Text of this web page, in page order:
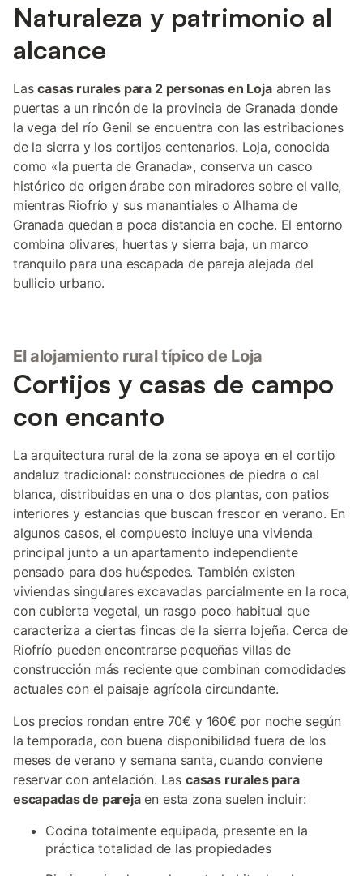
Naturaleza y patrimonio al
alcance
Lascasas rurales para 2 personas en Lojaabren las
puertas a un rincón de la provincia de Granada donde
la vega del río Genil se encuentra con las estribaciones
de la sierra y los cortijos centenarios. Loja, conocida
como «la puerta de Granada», conserva un casco
histórico de origen árabe con miradores sobre el valle,
mientras Riofrío y sus manantiales o Alhama de
Granada quedan a poca distancia en coche. El entorno
combina olivares, huertas y sierra baja, un marco
tranquilo para una escapada de pareja alejada del
bullicio urbano.
El alojamiento rural típico de Loja
Cortijos y casas de campo
con encanto
La arquitectura rural de la zona se apoya en el cortijo
andaluz tradicional: construcciones de piedra o cal
blanca, distribuidas en una o dos plantas, con patios
interiores y estancias que buscan frescor en verano. En
algunos casos, el compuesto incluye una vivienda
principal junto a un apartamento independiente
pensado para dos huéspedes. También existen
viviendas singulares excavadas parcialmente en la roca,
con cubierta vegetal, un rasgo poco habitual que
caracteriza a ciertas fincas de la sierra lojeña. Cerca de
Riofrío pueden encontrarse pequeñas villas de
construcción más reciente que combinan comodidades
actuales con el paisaje agrícola circundante.
Los precios rondan entre 70€ y 160€ por noche según
la temporada, con buena disponibilidad fuera de los
meses de verano y semana santa, cuando conviene
reservar con antelación. Las casas rurales para
escapadas de parejaen esta zona suelen incluir:
Cocina totalmente equipada, presente en la
práctica totalidad de las propiedades